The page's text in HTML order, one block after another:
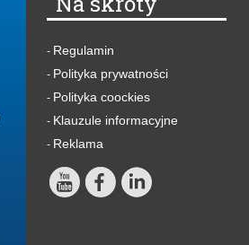
- Regulamin
- Polityka prywatności
- Polityka coockies
- Klauzule informacyjne
- Reklama